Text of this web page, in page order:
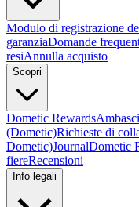
Modulo di registrazione
garanziaDomande
resiAnnulla acquisto
Scopri
Dometic Rewards
(Dometic)Richieste di
Dometic)JournalDometic
fiereRecensioni
Info legali